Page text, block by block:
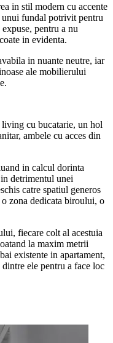
in stil modern cu accente
unui fundal potrivit pentru
pentru a nu
in evidenta.
in nuante neutre, iar
ale mobilierului
cu bucatarie, un hol
ambele cu acces din
in calcul dorinta
detrimentul unei
catre spatiul generos
zona dedicata biroului, o
fiecare colt al acestuia
la maxim metrii
existente in apartament,
ele pentru a face loc